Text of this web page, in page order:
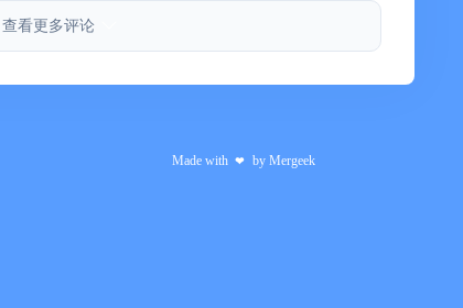
起打卡建立规律作息
查看更多评论
Made with ❤ by Mergeek